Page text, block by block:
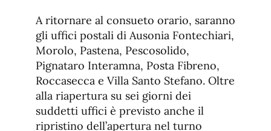
A ritornare al consueto orario, saranno
gli uffici postali di Ausonia Fontechiari,
Morolo, Pastena, Pescosolido,
Pignataro Interamna, Posta Fibreno,
Roccasecca e Villa Santo Stefano. Oltre
alla riapertura su sei giorni dei
suddetti uffici è previsto anche il
ripristino dell’apertura nel turno